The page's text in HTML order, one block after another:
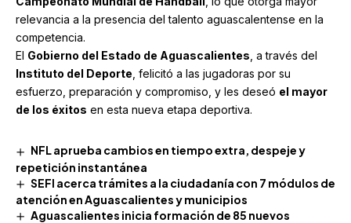
relevancia a la presencia del talento aguascalentense en la
competencia.
El Gobierno del Estado de Aguascalientes, a través del
Instituto del Deporte, felicitó a las jugadoras por su
esfuerzo, preparación y compromiso, y les deseó el mayor
de los éxitos en esta nueva etapa deportiva.
NFL aprueba cambios en tiempo extra, despeje y
repetición instantánea
SEFI acerca trámites a la ciudadanía con 7 módulos de
atención en Aguascalientes y municipios
Aguascalientes inicia formación de 85 nuevos